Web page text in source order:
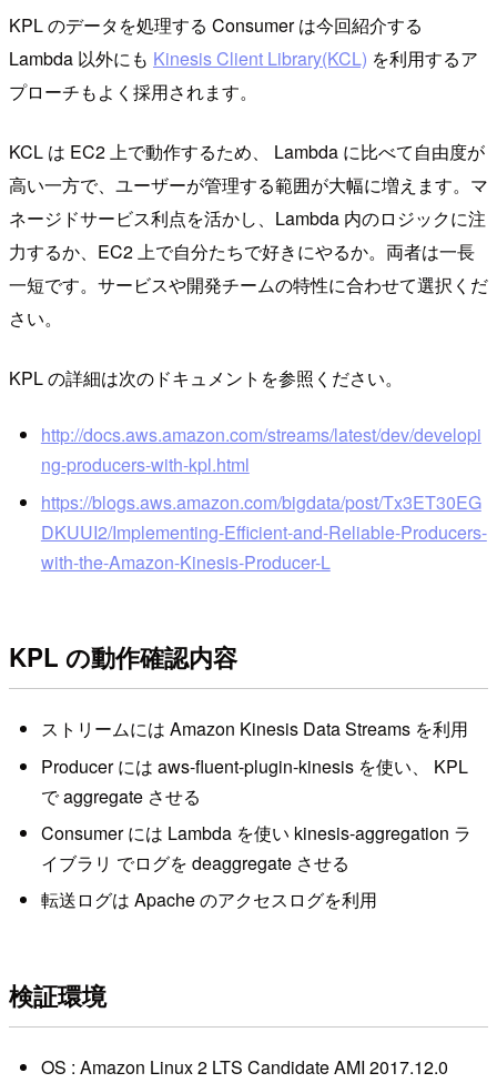
KPL のデータを処理する Consumer は今回紹介する
Lambda 以外にも Kinesis Client Library(KCL) を利用するア
プローチもよく採用されます。
KCL は EC2 上で動作するため、 Lambda に比べて自由度が
高い一方で、ユーザーが管理する範囲が大幅に増えます。マ
ネージドサービス利点を活かし、Lambda 内のロジックに注
力するか、EC2 上で自分たちで好きにやるか。両者は一長
一短です。サービスや開発チームの特性に合わせて選択くだ
さい。
KPL の詳細は次のドキュメントを参照ください。
http://docs.aws.amazon.com/streams/latest/dev/developi
ng-producers-with-kpl.html
https://blogs.aws.amazon.com/bigdata/post/Tx3ET30EG
DKUUI2/Implementing-Efficient-and-Reliable-Producers-
with-the-Amazon-Kinesis-Producer-L
KPL の動作確認内容
ストリームには Amazon Kinesis Data Streams を利用
Producer には aws-fluent-plugin-kinesis を使い、 KPL
で aggregate させる
Consumer には Lambda を使い kinesis-aggregation ラ
イブラリ でログを deaggregate させる
転送ログは Apache のアクセスログを利用
検証環境
OS : Amazon Linux 2 LTS Candidate AMI 2017.12.0